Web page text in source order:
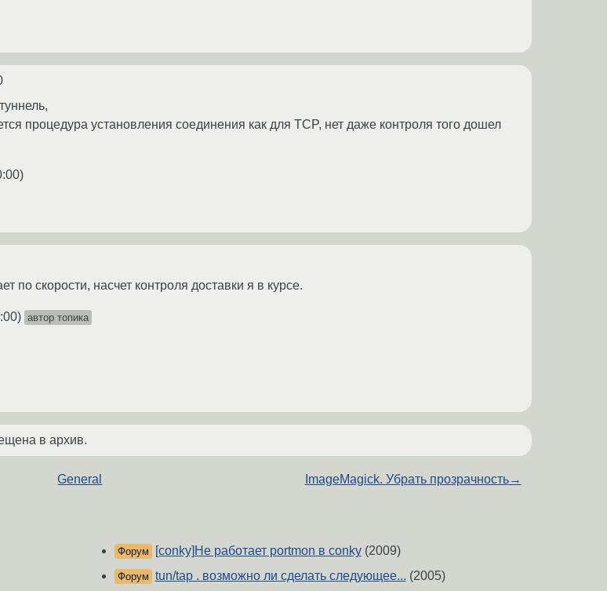
процедура установления соединения как для TCP, нет даже контроля того дошел
)
по скорости, насчет контроля доставки я в курсе.
) автор топика
в архив.
General ImageMagick. Убрать прозрачность→
Форум [conky]Не работает portmon в conky(2009)
Форум tun/tap . возможно ли сделать следующее... (2005)